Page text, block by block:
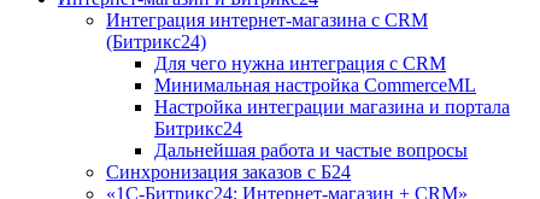
Интеграция интернет-магазина с CRM
(Битрикс24)
Для чего нужна интеграция с CRM
Минимальная настройка CommerceML
Настройка интеграции магазина и портала
Битрикс24
Дальнейшая работа и частые вопросы
Синхронизация заказов с Б24
«1С-Битрикс24: Интернет-магазин + CRM»